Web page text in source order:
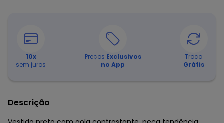
10x
sem juros
Preços Exclusivos
no App
Troca
Grátis
Descrição